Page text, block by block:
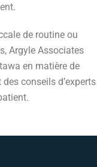
de routine ou
Argyle Associates
en matière de
conseils d’experts